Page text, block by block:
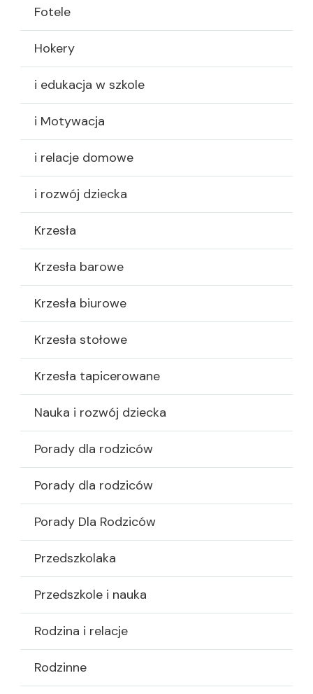
Fotele
Hokery
i edukacja w szkole
i Motywacja
i relacje domowe
i rozwój dziecka
Krzesła
Krzesła barowe
Krzesła biurowe
Krzesła stołowe
Krzesła tapicerowane
Nauka i rozwój dziecka
Porady dla rodziców
Porady dla rodziców
Porady Dla Rodziców
Przedszkolaka
Przedszkole i nauka
Rodzina i relacje
Rodzinne